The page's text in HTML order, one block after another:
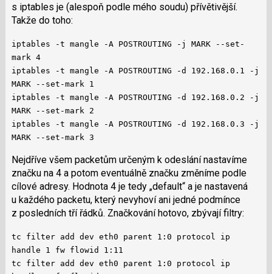
s iptables je (alespoň podle mého soudu) přívětivější.
Takže do toho:
iptables -t mangle -A POSTROUTING -j MARK --set-
mark 4
iptables -t mangle -A POSTROUTING -d 192.168.0.1 -j
MARK --set-mark 1
iptables -t mangle -A POSTROUTING -d 192.168.0.2 -j
MARK --set-mark 2
iptables -t mangle -A POSTROUTING -d 192.168.0.3 -j
MARK --set-mark 3
Nejdříve všem packetům určeným k odeslání nastavíme
značku na 4 a potom eventuálně značku změníme podle
cílové adresy. Hodnota 4 je tedy „default“ a je nastavená
u každého packetu, který nevyhoví ani jedné podmínce
z posledních tří řádků. Značkování hotovo, zbývají filtry:
tc filter add dev eth0 parent 1:0 protocol ip
handle 1 fw flowid 1:11
tc filter add dev eth0 parent 1:0 protocol ip